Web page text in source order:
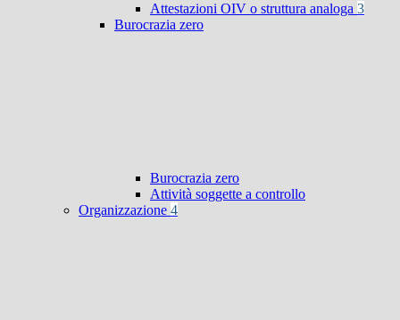
Attestazioni OIV o struttura analoga 3
Burocrazia zero
Burocrazia zero
Attività soggette a controllo
Organizzazione 4